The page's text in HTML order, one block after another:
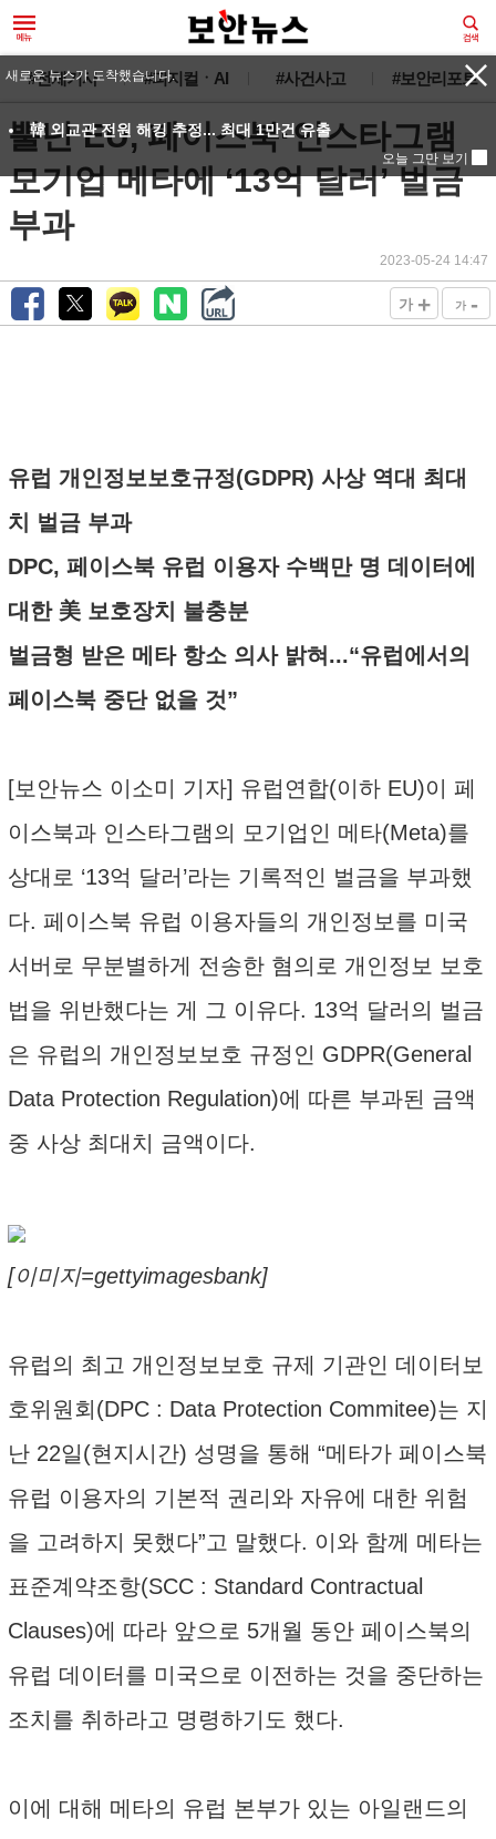
#전체기사 #피지컬ㆍAI #사건사고 #보안리포트
뿔난 EU, 페이스북·인스타그램
모기업 메타에 ‘13억 달러’ 벌금
부과
2023-05-24 14:47
가 + 가 -
유럽 개인정보보호규정(GDPR) 사상 역대 최대
치 벌금 부과
DPC, 페이스북 유럽 이용자 수백만 명 데이터에
대한 美 보호장치 불충분
벌금형 받은 메타 항소 의사 밝혀...“유럽에서의
페이스북 중단 없을 것”
[보안뉴스 이소미 기자] 유럽연합(이하 EU)이 페
이스북과 인스타그램의 모기업인 메타(Meta)를
상대로 ‘13억 달러’라는 기록적인 벌금을 부과했
다. 페이스북 유럽 이용자들의 개인정보를 미국
서버로 무분별하게 전송한 혐의로 개인정보 보호
법을 위반했다는 게 그 이유다. 13억 달러의 벌금
은 유럽의 개인정보보호 규정인 GDPR(General
Data Protection Regulation)에 따른 부과된 금액
중 사상 최대치 금액이다.
[이미지=gettyimagesbank]
유럽의 최고 개인정보보호 규제 기관인 데이터보
호위원회(DPC : Data Protection Commitee)는 지
난 22일(현지시간) 성명을 통해 “메타가 페이스북
유럽 이용자의 기본적 권리와 자유에 대한 위험
을 고려하지 못했다”고 말했다. 이와 함께 메타는
표준계약조항(SCC : Standard Contractual
Clauses)에 따라 앞으로 5개월 동안 페이스북의
유럽 데이터를 미국으로 이전하는 것을 중단하는
조치를 취하라고 명령하기도 했다.
이에 대해 메타의 유럽 본부가 있는 아일랜드의
새로운 뉴스가 도착했습니다.
韓 외교관 전원 해킹 추정... 최대 1만건 유출
오늘 그만 보기